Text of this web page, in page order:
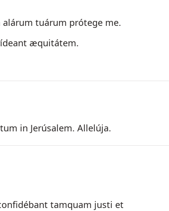
tuárum prótege me.
æquitátem.
in Jerúsalem. Allelúja.
tamquam justi et